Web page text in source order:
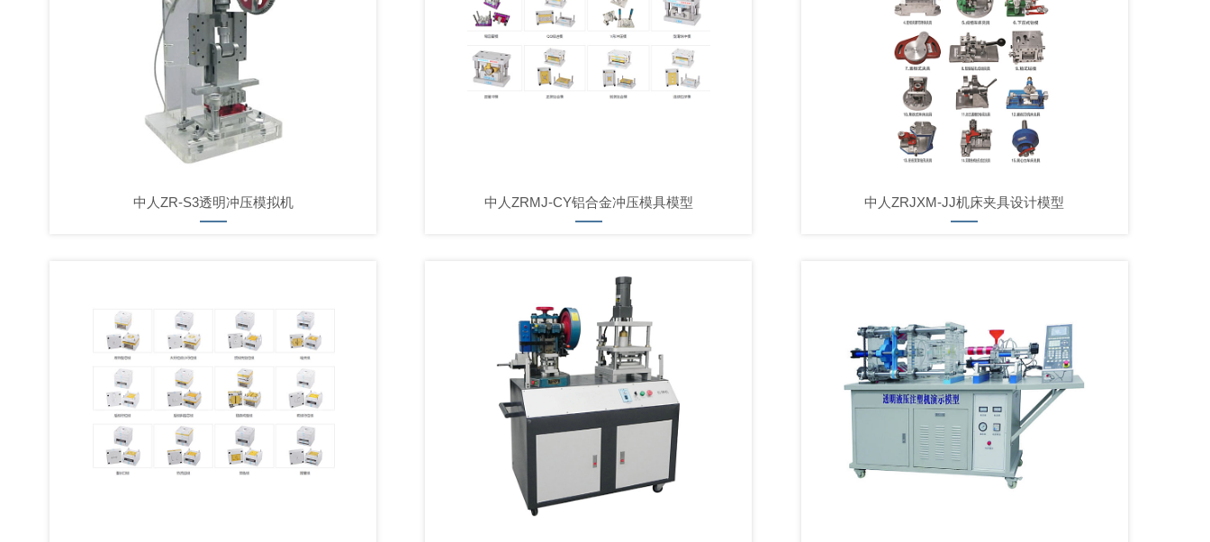
中人ZR-S3透明冲压模拟机 中人ZRMJ-CY铝合金冲压模具模型 中人ZRJXM-JJ机床夹具设计模型